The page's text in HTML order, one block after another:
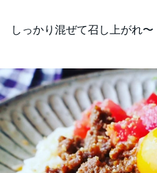
しっかり混ぜて召し上がれ〜